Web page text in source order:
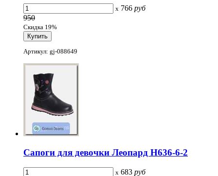
x 766 руб
950
Скидка 19%
Артикул: gj-088649
Сапоги для девочки Леопард H636-6-2
x 683 руб